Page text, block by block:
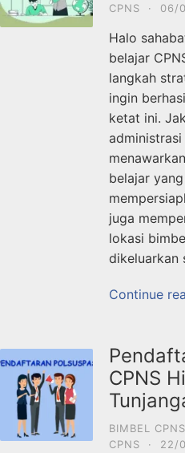
CPNS
· 06/
Halo
belajar
langkah
ingin
ketat ini.
belajar
juga
lokasi
dikeluarkan
Continue
CPNS
BIMBEL CPNS
CPNS
· 22/